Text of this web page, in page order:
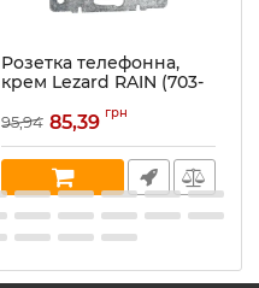
Розетка телефонна,
крем Lezard RAIN (703-
Артикул:703-0388-137
В наявності:3
95,94 85,39 грн